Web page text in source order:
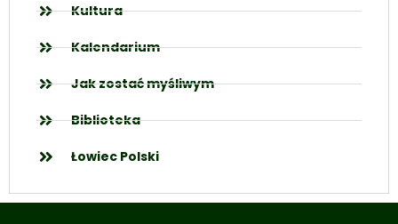
Kultura
Kalendarium
Jak zostać myśliwym
Biblioteka
Łowiec Polski